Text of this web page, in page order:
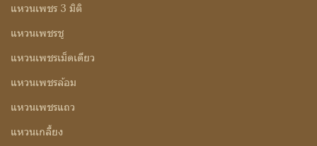
แหวนเพชร 3 มิติ
แหวนเพชรชู
แหวนเพชรเม็ดเดียว
แหวนเพชรล้อม
แหวนเพชรแถว
แหวนเกลี้ยง